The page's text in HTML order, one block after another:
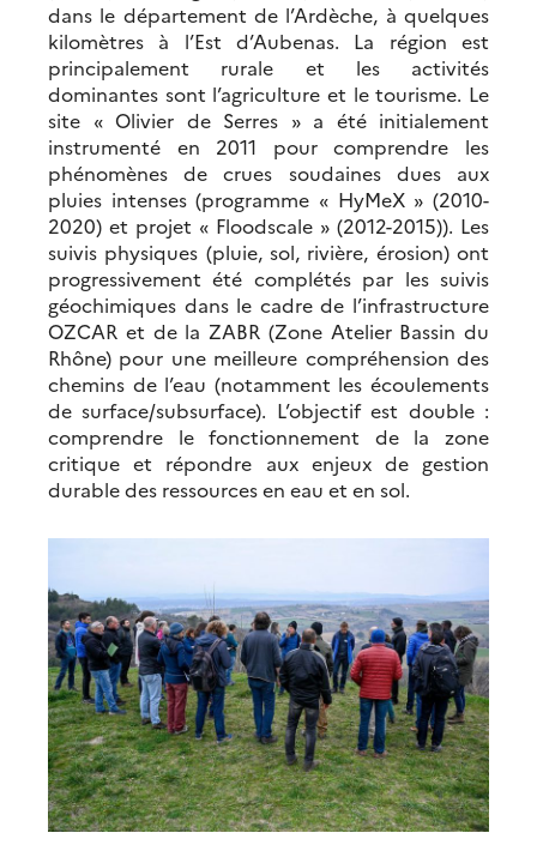
dans le département de l’Ardèche, à quelques
kilomètres à l’Est d’Aubenas. La région est
principalement rurale et les activités
dominantes sont l’agriculture et le tourisme. Le
site « Olivier de Serres » a été initialement
instrumenté en 2011 pour comprendre les
phénomènes de crues soudaines dues aux
pluies intenses (programme « HyMeX » (2010-
2020) et projet « Floodscale » (2012-2015)). Les
suivis physiques (pluie, sol, rivière, érosion) ont
progressivement été complétés par les suivis
géochimiques dans le cadre de l’infrastructure
OZCAR et de la ZABR (Zone Atelier Bassin du
Rhône) pour une meilleure compréhension des
chemins de l’eau (notamment les écoulements
de surface/subsurface). L’objectif est double :
comprendre le fonctionnement de la zone
critique et répondre aux enjeux de gestion
durable des ressources en eau et en sol.